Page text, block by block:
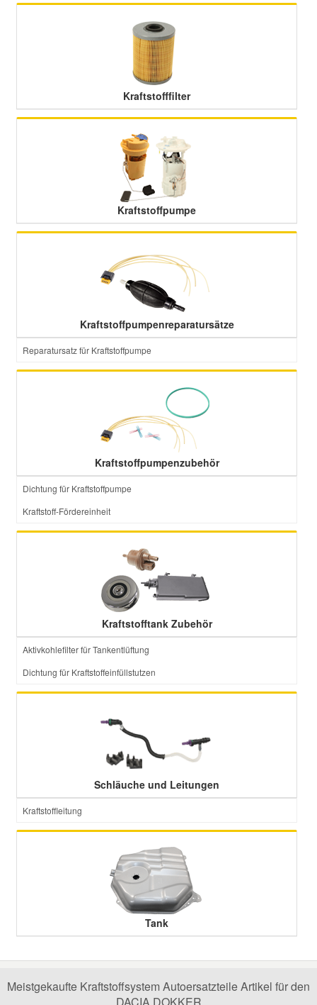
Kraftstofffilter
Kraftstoffpumpe
Kraftstoffpumpenreparatursätze
Reparatursatz für Kraftstoffpumpe
Kraftstoffpumpenzubehör
Dichtung für Kraftstoffpumpe
Kraftstoff-Fördereinheit
Kraftstofftank Zubehör
Aktivkohlefilter für Tankentlüftung
Dichtung für Kraftstoffeinfüllstutzen
Schläuche und Leitungen
Kraftstoffleitung
Tank
Meistgekaufte Kraftstoffsystem Autoersatzteile Artikel für den
Seat Ersatzteile
Toyota Ersatzteile
Vauxhall Ersatzteile